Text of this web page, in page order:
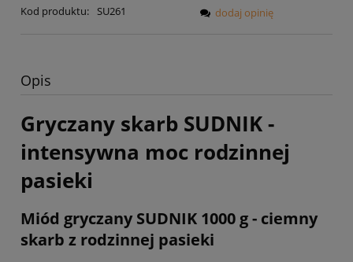
Kod produktu: SU261
dodaj opinię
Opis
Gryczany skarb SUDNIK -
intensywna moc rodzinnej
pasieki
Miód gryczany SUDNIK 1000 g - ciemny
skarb z rodzinnej pasieki